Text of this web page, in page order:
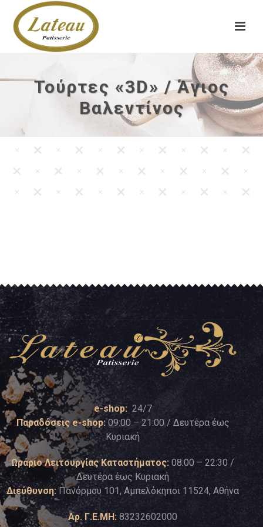
Τούρτες «3D» / Άγιος
Βαλεντίνος
e-shop: 24/7
Παραδόσεις e-shop:09:00 – 21:00 / Δευτέρα έως
Κυριακή
Ωράριο Λειτουργίας Καταστήματος: 08:00 – 22:30 /
Δευτέρα έως Κυριακή
Διεύθυνση: Πανόρμου 101, Αμπελόκηποι 11524, Αθήνα
Αρ. Γ.Ε.ΜΗ: 83232602000